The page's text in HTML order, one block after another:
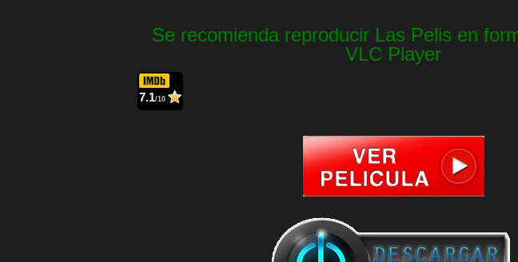
Se recomienda reproducir Las Pelis en
VLC Player
7.1/10